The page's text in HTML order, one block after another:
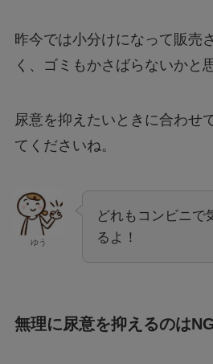
昨今では小分けになって販売
く、ゴミもかさばらないかと
尿意を抑えたいときに合わせ
てくださいね。
ゆう
どれもコンビニで
るよ！
無理に尿意を抑えるのはNG